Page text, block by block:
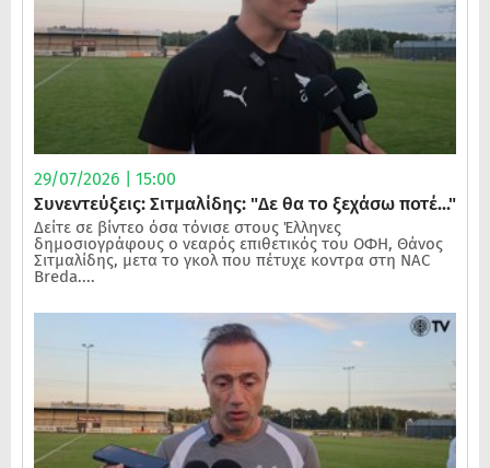
29/07/2026 | 15:00
Συνεντεύξεις: Σιτμαλίδης: "Δε θα το ξεχάσω ποτέ..."
Δείτε σε βίντεο όσα τόνισε στους Έλληνες
δημοσιογράφους ο νεαρός επιθετικός του ΟΦΗ, Θάνος
Σιτμαλίδης, μετα το γκολ που πέτυχε κοντρα στη NAC
Breda....